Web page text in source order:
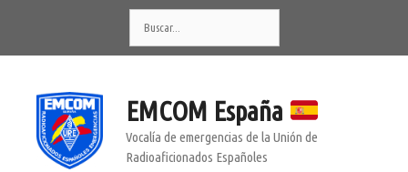
contenido
EMCOM España
Vocalía de emergencias de la Unión de
Radioaficionados Españoles